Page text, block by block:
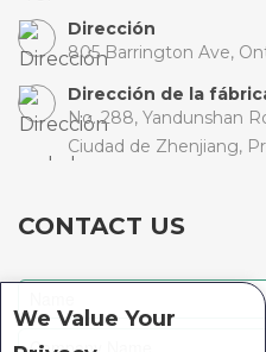
Dirección
805 Barrington Ave,
Dirección de la
No. 288, Yandunshan
Ciudad de Zhenjiang,
CONTACT US
We Value Your